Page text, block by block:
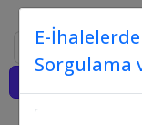
Ara
E-
Sorgulama